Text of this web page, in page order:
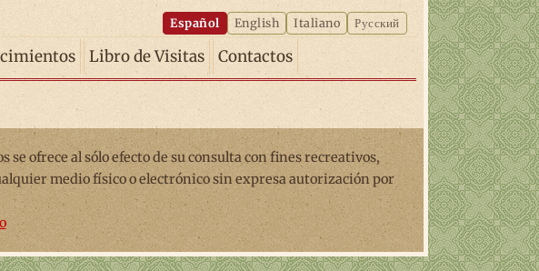
Español English Italiano Русский
Libro de Visitas Contactos
se ofrece al sólo efecto de su consulta con fines recreativos,
medio físico o electrónico sin expresa autorización por